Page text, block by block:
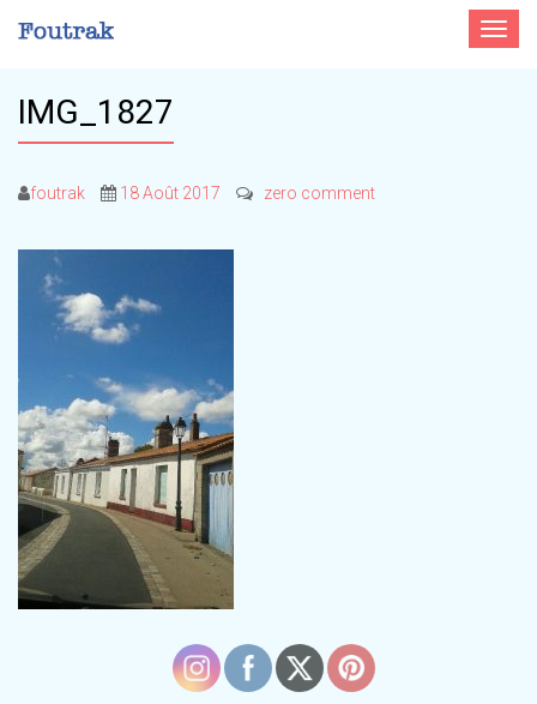
Toggle
IMG_1827
foutrak 18 Août 2017 zero comment